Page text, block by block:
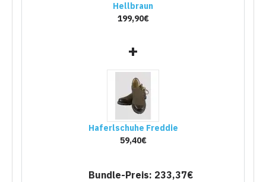
Hellbraun
199,90€
+
Haferlschuhe Freddie
59,40€
Bundle-Preis: 233,37€